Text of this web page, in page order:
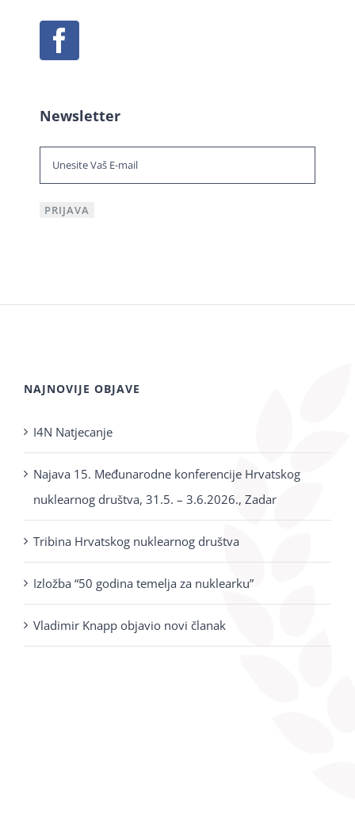
Newsletter
NAJNOVIJE OBJAVE
I4N Natjecanje
Najava 15. Međunarodne konferencije Hrvatskog
nuklearnog društva, 31.5. – 3.6.2026., Zadar
Tribina Hrvatskog nuklearnog društva
Izložba “50 godina temelja za nuklearku”
Vladimir Knapp objavio novi članak